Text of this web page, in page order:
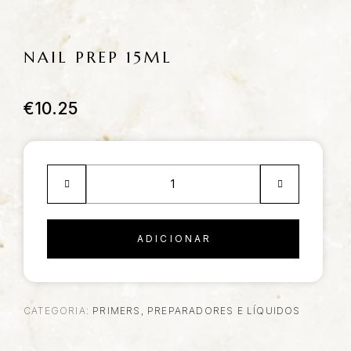
NAIL PREP 15ML
€10.25
ADICIONAR
CATEGORIA: PRIMERS, PREPARADORES E LÍQUIDOS